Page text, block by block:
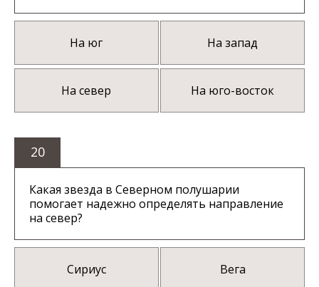
На юг На запад
На север На юго-восток
20
Какая звезда в Северном полушарии
помогает надежно определять направление
на север?
Сириус Вега